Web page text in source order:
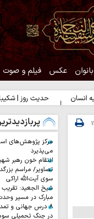
بانوان عکس فیلم و صوت
حدیث روز | شکیبایی بر
مرکز پژوهش‌های
می‌پذیرد
انتقام خون رهبر
تصاویر/ مراسم
سوی آیت‌الله اراکی
شیخ الجعید: تقریب
مبارک در مسیر
۸ درس جهانی و
در جنگ تحمیلی